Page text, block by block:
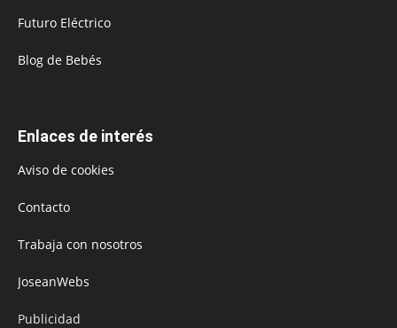
Futuro Eléctrico
Blog de Bebés
Enlaces de interés
Aviso de cookies
Contacto
Trabaja con nosotros
JoseanWebs
Publicidad